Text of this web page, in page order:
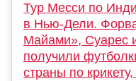
Тур Месси по
в Нью-Дели.
Майами», Суарес
получили
страны по